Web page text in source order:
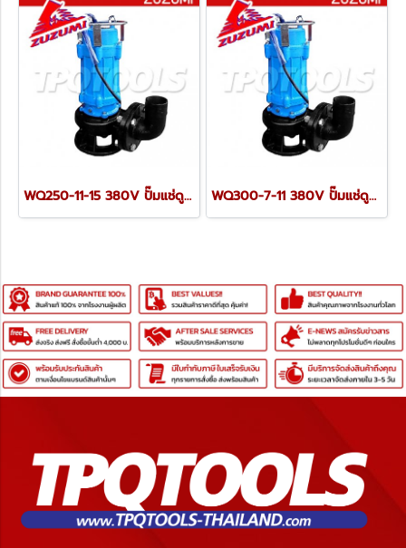
WQ250-11-15 380V ปั๊มแช่ดูดโคลน ขนาด 8" 15Kw ZUZUMI WQ300-7-11 380V ปั๊มแช่ดูดโคลน ขนาด 8" 11Kw ZUZUMI